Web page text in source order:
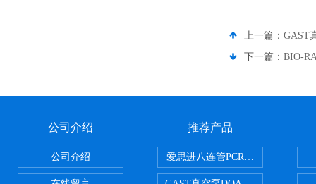
上一篇： GAST
下一篇： BIO-
公司介绍
公司介绍
推荐产品
爱思进八连管PCR-0208-C